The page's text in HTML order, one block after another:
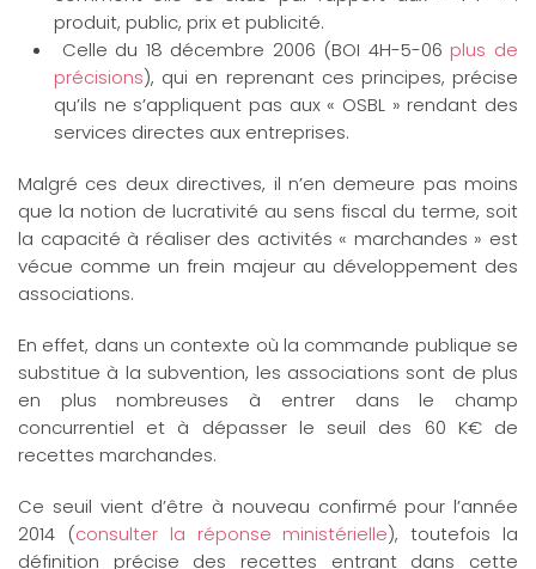
produit, public, prix et publicité.
Celle du 18 décembre 2006 (BOI 4H-5-06 plus de
précisions), qui en reprenant ces principes, précise
qu’ils ne s’appliquent pas aux « OSBL » rendant des
services directes aux entreprises.
Malgré ces deux directives, il n’en demeure pas moins
que la notion de lucrativité au sens fiscal du terme, soit
la capacité à réaliser des activités « marchandes » est
vécue comme un frein majeur au développement des
associations.
En effet, dans un contexte où la commande publique se
substitue à la subvention, les associations sont de plus
en plus nombreuses à entrer dans le champ
concurrentiel et à dépasser le seuil des 60 K€ de
recettes marchandes.
Ce seuil vient d’être à nouveau confirmé pour l’année
2014 (consulter la réponse ministérielle), toutefois la
définition précise des recettes entrant dans cette